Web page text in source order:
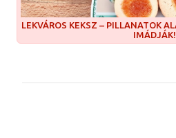
LEKVÁROS KEKSZ – PILLANATOK
IMÁDJÁK!